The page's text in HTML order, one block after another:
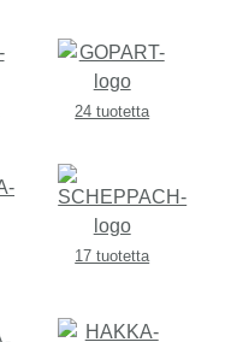
24 tuotetta
17 tuotetta